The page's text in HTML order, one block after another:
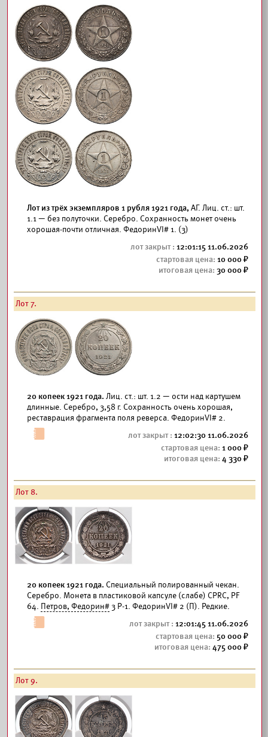
Лот из трёх экземпляров 1 рубля 1921 года,АГ. Лиц. ст.: шт.
1.1 — без полуточки. Серебро. Сохранность монет очень
хорошая-почти отличная. ФедоринVI# 1. (3)
12:01:15 11.06.2026
10 000
30 000
Лот 7.
20 копеек 1921 года. Лиц. ст.: шт. 1.2 — ости над картушем
длинные. Серебро, 3,58 г. Сохранность очень хорошая,
реставрация фрагмента поля реверса. ФедоринVI# 2.
12:02:30 11.06.2026
1 000
4 330
Лот 8.
20 копеек 1921 года. Специальный полированный чекан.
Серебро. Монета в пластиковой капсуле (слабе) CPRC, PF
64. Петров, Федорин#3 Р-1. ФедоринVI# 2 (П). Редкие.
12:01:45 11.06.2026
50 000
475 000
Лот 9.